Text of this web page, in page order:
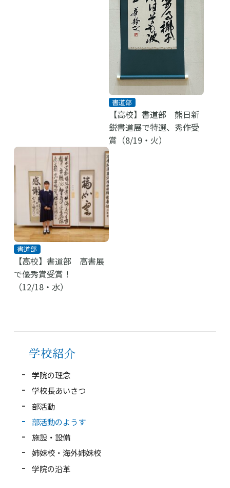
書道部
【高校】書道部 熊日新
鋭書道展で特選、秀作受
賞（8/19・火）
書道部
【高校】書道部 高書展
で優秀賞受賞！
（12/18・水）
学校紹介
学院の理念
学校長あいさつ
部活動
部活動のようす
施設・設備
姉妹校・海外姉妹校
学院の沿革
高等学校
中学校
インフォメーション
TEL：096-354-5355